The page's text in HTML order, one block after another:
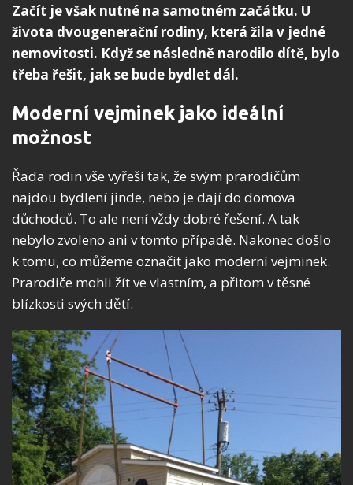
Začít je však nutné na samotném začátku. U
života dvougenerační rodiny, která žila v jedné
nemovitosti. Když se následně narodilo dítě, bylo
třeba řešit, jak se bude bydlet dál.
Moderní vejminek jako ideální
možnost
Řada rodin vše vyřeší tak, že svým prarodičům
najdou bydlení jinde, nebo je dají do domova
důchodců. To ale není vždy dobré řešení. A tak
nebylo zvoleno ani v tomto případě. Nakonec došlo
k tomu, co můžeme označit jako moderní vejminek.
Prarodiče mohli žít ve vlastním, a přitom v těsné
blízkosti svých dětí.